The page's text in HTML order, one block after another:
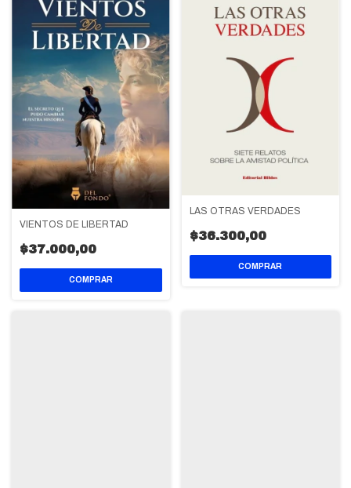
VIENTOS DE LIBERTAD
$37.000,00
LAS OTRAS VERDADES
$36.300,00